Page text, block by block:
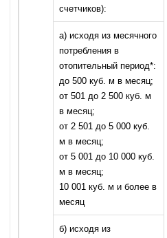
счетчиков):
а) исходя из месячного
потребления в
отопительный период*:
до 500 куб. м в месяц;
от 501 до 2 500 куб. м
в месяц;
от 2 501 до 5 000 куб.
м в месяц;
от 5 001 до 10 000 куб.
м в месяц;
10 001 куб. м и более в
месяц
б) исходя из